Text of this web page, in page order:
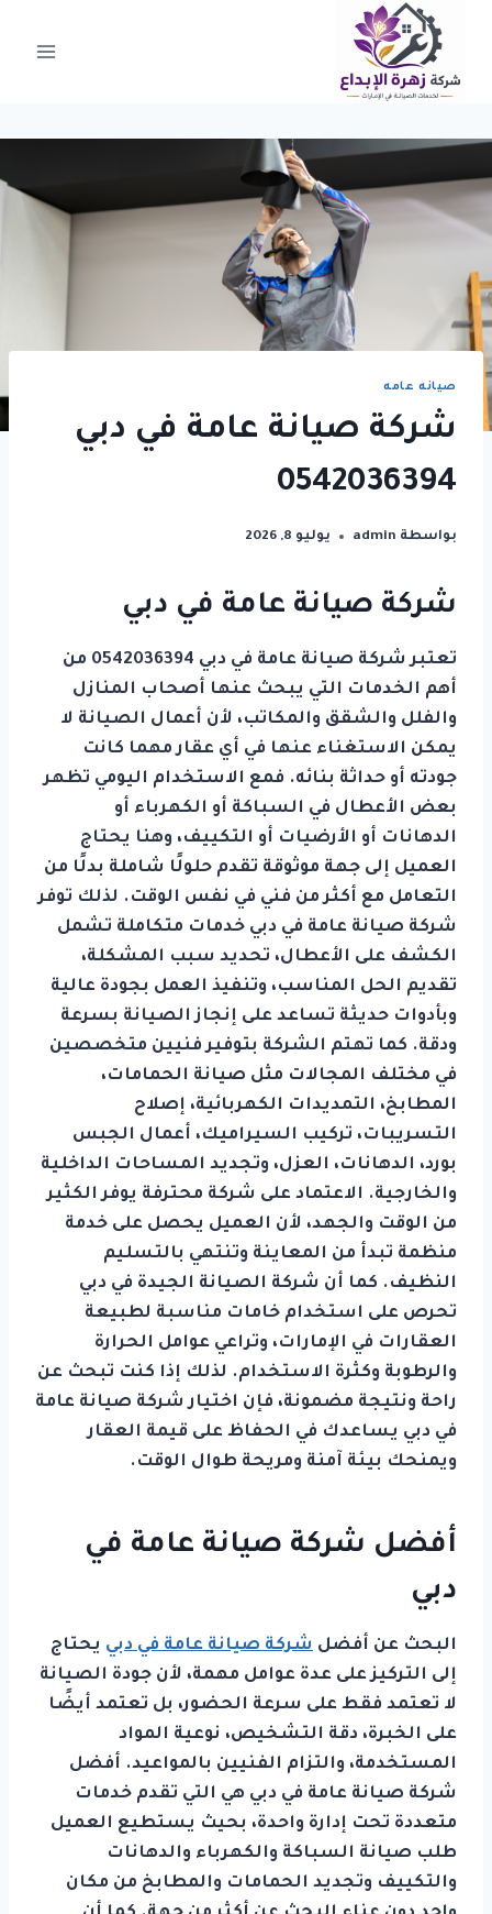
التجاوز
المحتوى
صيانه عامه
شركة صيانة عامة في دبي
0542036394
بواسطة admin يوليو 8, 2026
شركة صيانة عامة في دبي
تعتبر شركة صيانة عامة في دبي 0542036394 من
أهم الخدمات التي يبحث عنها أصحاب المنازل
والفلل والشقق والمكاتب، لأن أعمال الصيانة لا
يمكن الاستغناء عنها في أي عقار مهما كانت
جودته أو حداثة بنائه. فمع الاستخدام اليومي تظهر
بعض الأعطال في السباكة أو الكهرباء أو
الدهانات أو الأرضيات أو التكييف، وهنا يحتاج
العميل إلى جهة موثوقة تقدم حلولًا شاملة بدلًا من
التعامل مع أكثر من فني في نفس الوقت. لذلك توفر
شركة صيانة عامة في دبي خدمات متكاملة تشمل
الكشف على الأعطال، تحديد سبب المشكلة،
تقديم الحل المناسب، وتنفيذ العمل بجودة عالية
وبأدوات حديثة تساعد على إنجاز الصيانة بسرعة
ودقة. كما تهتم الشركة بتوفير فنيين متخصصين
في مختلف المجالات مثل صيانة الحمامات،
المطابخ، التمديدات الكهربائية، إصلاح
التسريبات، تركيب السيراميك، أعمال الجبس
بورد، الدهانات، العزل، وتجديد المساحات الداخلية
والخارجية. الاعتماد على شركة محترفة يوفر الكثير
من الوقت والجهد، لأن العميل يحصل على خدمة
منظمة تبدأ من المعاينة وتنتهي بالتسليم
النظيف. كما أن شركة الصيانة الجيدة في دبي
تحرص على استخدام خامات مناسبة لطبيعة
العقارات في الإمارات، وتراعي عوامل الحرارة
والرطوبة وكثرة الاستخدام. لذلك إذا كنت تبحث عن
راحة ونتيجة مضمونة، فإن اختيار شركة صيانة عامة
في دبي يساعدك في الحفاظ على قيمة العقار
ويمنحك بيئة آمنة ومريحة طوال الوقت.
أفضل شركة صيانة عامة في
دبي
البحث عن أفضل شركة صيانة عامة في دبي يحتاج
إلى التركيز على عدة عوامل مهمة، لأن جودة الصيانة
لا تعتمد فقط على سرعة الحضور، بل تعتمد أيضًا
على الخبرة، دقة التشخيص، نوعية المواد
المستخدمة، والتزام الفنيين بالمواعيد. أفضل
شركة صيانة عامة في دبي هي التي تقدم خدمات
متعددة تحت إدارة واحدة، بحيث يستطيع العميل
طلب صيانة السباكة والكهرباء والدهانات
والتكييف وتجديد الحمامات والمطابخ من مكان